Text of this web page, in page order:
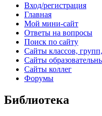
Вход/регистрация
Главная
Мой мини-сайт
Ответы на вопросы
Поиск по сайту
Сайты классов,
Сайты
Сайты коллег
Форумы
Библиотека